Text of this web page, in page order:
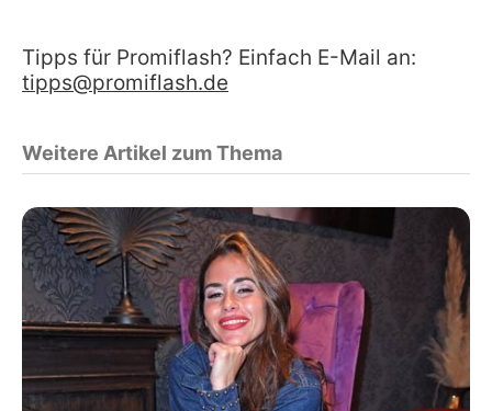
Tipps für Promiflash? Einfach E-Mail an:
tipps@promiflash.de
Weitere Artikel zum Thema